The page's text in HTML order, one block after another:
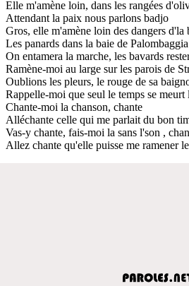
Elle m'amène loin, dans les rangées
Attendant la paix nous parlons badjo
Gros, elle m'amène loin des dangers d'la
Les panards dans la baie de Palombaggia
On entamera la marche, les bavards
Ramène-moi au large sur les parois de
Oublions les pleurs, le rouge de sa
Rappelle-moi que seul le temps se meurt
Chante-moi la chanson, chante
Alléchante celle qui me parlait du bon
Vas-y chante, fais-moi la sans l'son ,
Allez chante qu'elle puisse me ramener